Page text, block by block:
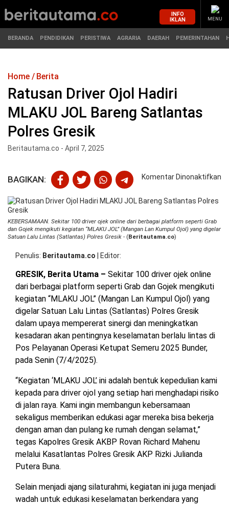
MASUK
BERANDA
PERISTIWA
PEMERINTAHAN
OPINI
PENDIDIKAN
HUKUM
PENDIDIKAN
HIBURAN
BERITABARU.CO
KABARBARU.CO
SERIKATNEWS.COM
PEWARTANUSANTARA.COM
LANGGAR.CO
JOBNAS.COM
SURAU.CO
REDAKSI
TENTANG
KAMI
KERJASAMA
PEDOMAN
MEDIA
CYBER
INFO
IKLAN
MENU
BERANDA PENDIDIKAN PERISTIWA AGRARIA DAERAH PEMERINTAHAN
Home Berita
Ratusan Driver Ojol Hadiri
MLAKU JOL Bareng Satlantas
Polres Gresik
Beritautama.co - April 7, 2025
BAGIKAN: Komentar Dinonaktifkan
KEBERSAMAAN. Sekitar 100 driver ojek online dari berbagai platform seperti Grab
dan Gojek mengikuti kegiatan “MLAKU JOL” (Mangan Lan Kumpul Ojol) yang digelar
Satuan Lalu Lintas (Satlantas) Polres Gresik - (Beritautama.co)
Penulis Beritautama.co Editor
GRESIK, Berita Utama – Sekitar 100 driver ojek online
dari berbagai platform seperti Grab dan Gojek mengikuti
kegiatan “MLAKU JOL” (Mangan Lan Kumpul Ojol) yang
digelar Satuan Lalu Lintas (Satlantas) Polres Gresik
dalam upaya mempererat sinergi dan meningkatkan
kesadaran akan pentingnya keselamatan berlalu lintas di
Pos Pelayanan Operasi Ketupat Semeru 2025 Bunder,
pada Senin (7/4/2025).
“Kegiatan ‘MLAKU JOL’ ini adalah bentuk kepedulian kami
kepada para driver ojol yang setiap hari menghadapi risiko
di jalan raya. Kami ingin membangun kebersamaan
sekaligus memberikan edukasi agar mereka bisa bekerja
dengan aman dan pulang ke rumah dengan selamat,”
tegas Kapolres Gresik AKBP Rovan Richard Mahenu
melalui Kasatlantas Polres Gresik AKP Rizki Julianda
Putera Buna.
Selain menjadi ajang silaturahmi, kegiatan ini juga menjadi
wadah untuk edukasi keselamatan berkendara yang